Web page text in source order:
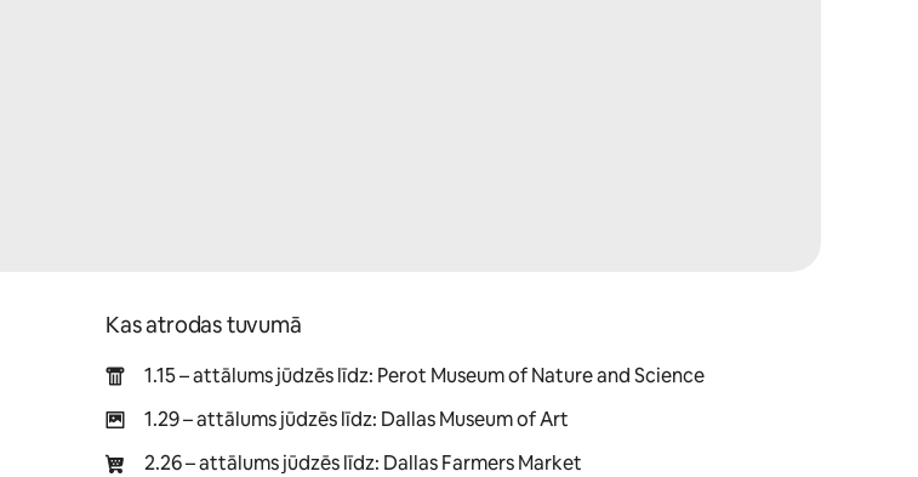
Kas atrodas tuvumā
1.15 – attālums jūdzēs līdz: Perot Museum of Nature and Science
1.29 – attālums jūdzēs līdz: Dallas Museum of Art
2.26 – attālums jūdzēs līdz: Dallas Farmers Market